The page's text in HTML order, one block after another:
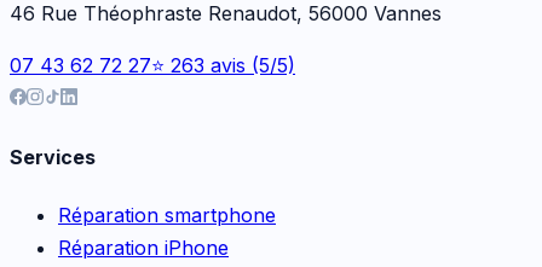
46 Rue Théophraste Renaudot, 56000 Vannes
07 43 62 72 27⭐ 263 avis (5/5)
Services
Réparation smartphone
Réparation iPhone